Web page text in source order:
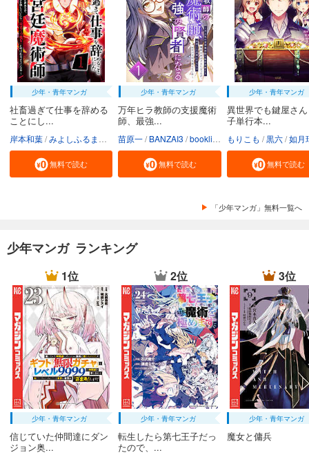
少年・青年マンガ
社畜過ぎて仕事を辞める
ことにし...
岸本和葉 みよしふるまち booklistaSTUDIO
無料で読む
少年・青年マンガ
万年ヒラ教師の支援魔術
師、最強...
苗原一 BANZAI3 booklistaSTUDIO
無料で読む
少年・青年マンガ
異世界でも鍵屋さ
子単行本...
もりこも 黒六 如月
無料で読む
「少年マンガ」無料一覧へ
少年マンガ ランキング
1位
少年・青年マンガ
信じていた仲間達にダン
ジョン奥...
2位
少年・青年マンガ
転生したら第七王子だっ
たので、...
3位
少年・青年マンガ
魔女と傭兵